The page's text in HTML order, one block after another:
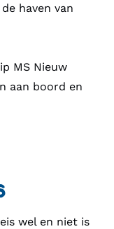
haven van
MS Nieuw
aan boord en
wel en niet is